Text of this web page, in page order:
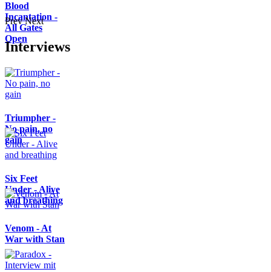
Blood
Incantation -
All Gates
Open
Prev Next
Interviews
Triumpher -
No pain, no
gain
Six Feet
Under - Alive
and breathing
Venom - At
War with Stan